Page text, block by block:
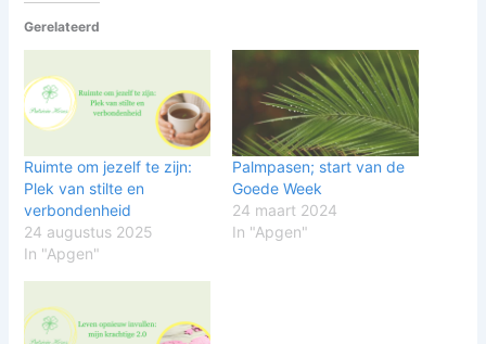
Gerelateerd
Ruimte om jezelf te zijn:
Plek van stilte en
verbondenheid
24 augustus 2025
In "Apgen"
Palmpasen; start van de
Goede Week
24 maart 2024
In "Apgen"